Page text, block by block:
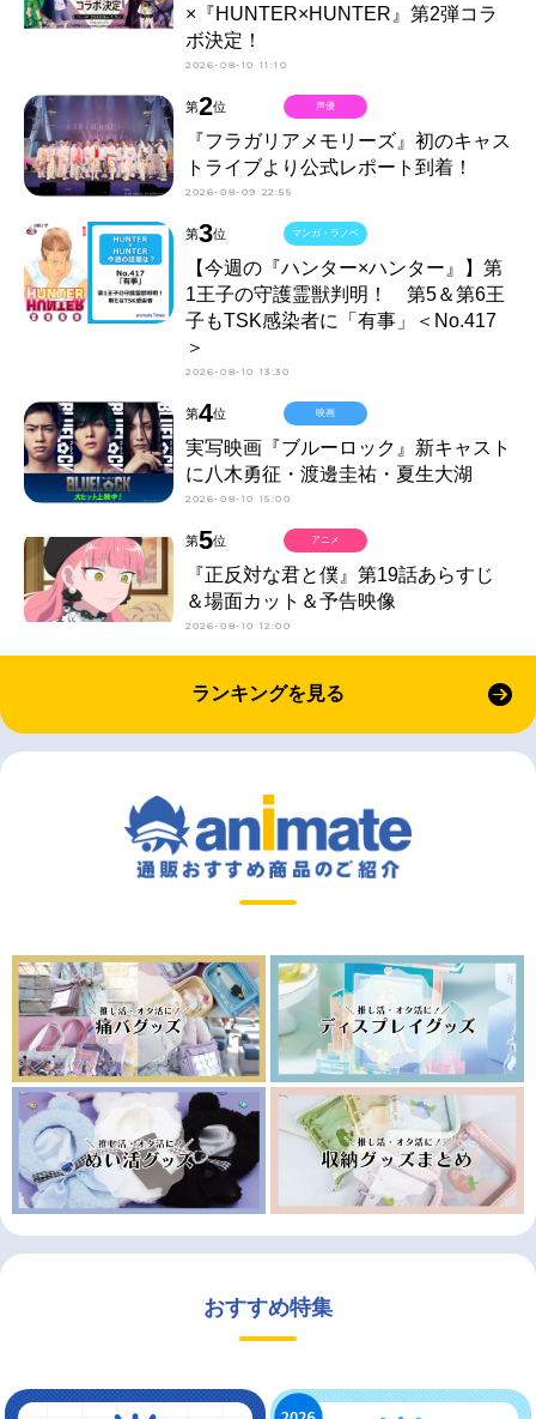
×『HUNTER×HUNTER』第2弾コラ
ボ決定！
2026-08-10 11:10
第2位
『フラガリアメモリーズ』初のキャス
トライブより公式レポート到着！
2026-08-09 22:55
声優
第3位
【今週の『ハンター×ハンター』】第
1王子の守護霊獣判明！ 第5＆第6王
子もTSK感染者に「有事」＜No.417
＞
2026-08-10 13:30
マンガ・ラノベ
第4位
実写映画『ブルーロック』新キャスト
に八木勇征・渡邊圭祐・夏生大湖
2026-08-10 15:00
映画
第5位
『正反対な君と僕』第19話あらすじ
＆場面カット＆予告映像
2026-08-10 12:00
アニメ
ランキングを見る
おすすめ特集